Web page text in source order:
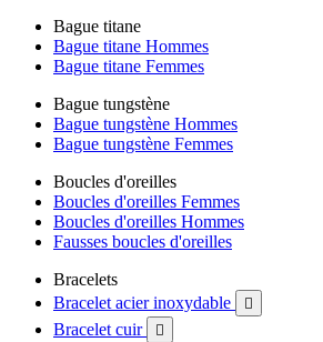
Bague titane
Bague titane Hommes
Bague titane Femmes
Bague tungstène
Bague tungstène Hommes
Bague tungstène Femmes
Boucles d'oreilles
Boucles d'oreilles Femmes
Boucles d'oreilles Hommes
Fausses boucles d'oreilles
Bracelets
Bracelet acier inoxydable

Bracelet cuir 